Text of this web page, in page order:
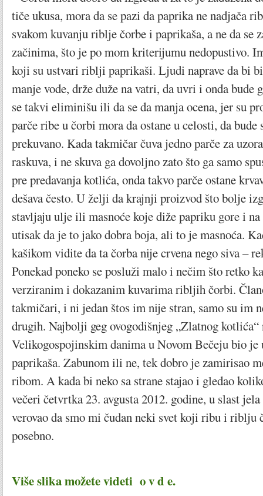
tiče ukusa, mora da se pazi da paprika ne nadjača
svakom kuvanju riblje čorbe i paprikaša, a ne da se
začinima, što je po mom kriterijumu nedopustivo.
koji su ustvari riblji paprikaši. Ljudi naprave da bi
manje vode, drže duže na vatri, da uvri i onda bude
se takvi eliminišu ili da se da manja ocena, jer su
parče ribe u čorbi mora da ostane u celosti, da bude
prekuvano. Kada takmičar čuva jedno parče za
raskuva, i ne skuva ga dovoljno zato što ga samo
pre predavanja kotlića, onda takvo parče ostane
dešava često. U želji da krajnji proizvod što bolje
stavljaju ulje ili masnoće koje diže papriku gore i na
utisak da je to jako dobra boja, ali to je masnoća.
kašikom vidite da ta čorba nije crvena nego siva –
Ponekad poneko se posluži malo i nečim što retko
verziranim i dokazanim kuvarima ribljih čorbi.
takmičari, i ni jedan štos im nije stran, samo su im
drugih. Najbolji geg ovogodišnjeg „Zlatnog kotlića“
Velikogospojinskim danima u Novom Bečeju bio je
paprikaša. Zabunom ili ne, tek dobro je zamirisao
ribom. A kada bi neko sa strane stajao i gledao
večeri četvrtka 23. avgusta 2012. godine, u slast
verovao da smo mi čudan neki svet koji ribu i riblju
posebno.
Više slika možete videti o v d e.